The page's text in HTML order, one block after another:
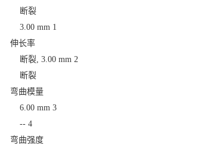
断裂
3.00 mm 1
伸长率
断裂, 3.00 mm 2
断裂
弯曲模量
6.00 mm 3
-- 4
弯曲强度